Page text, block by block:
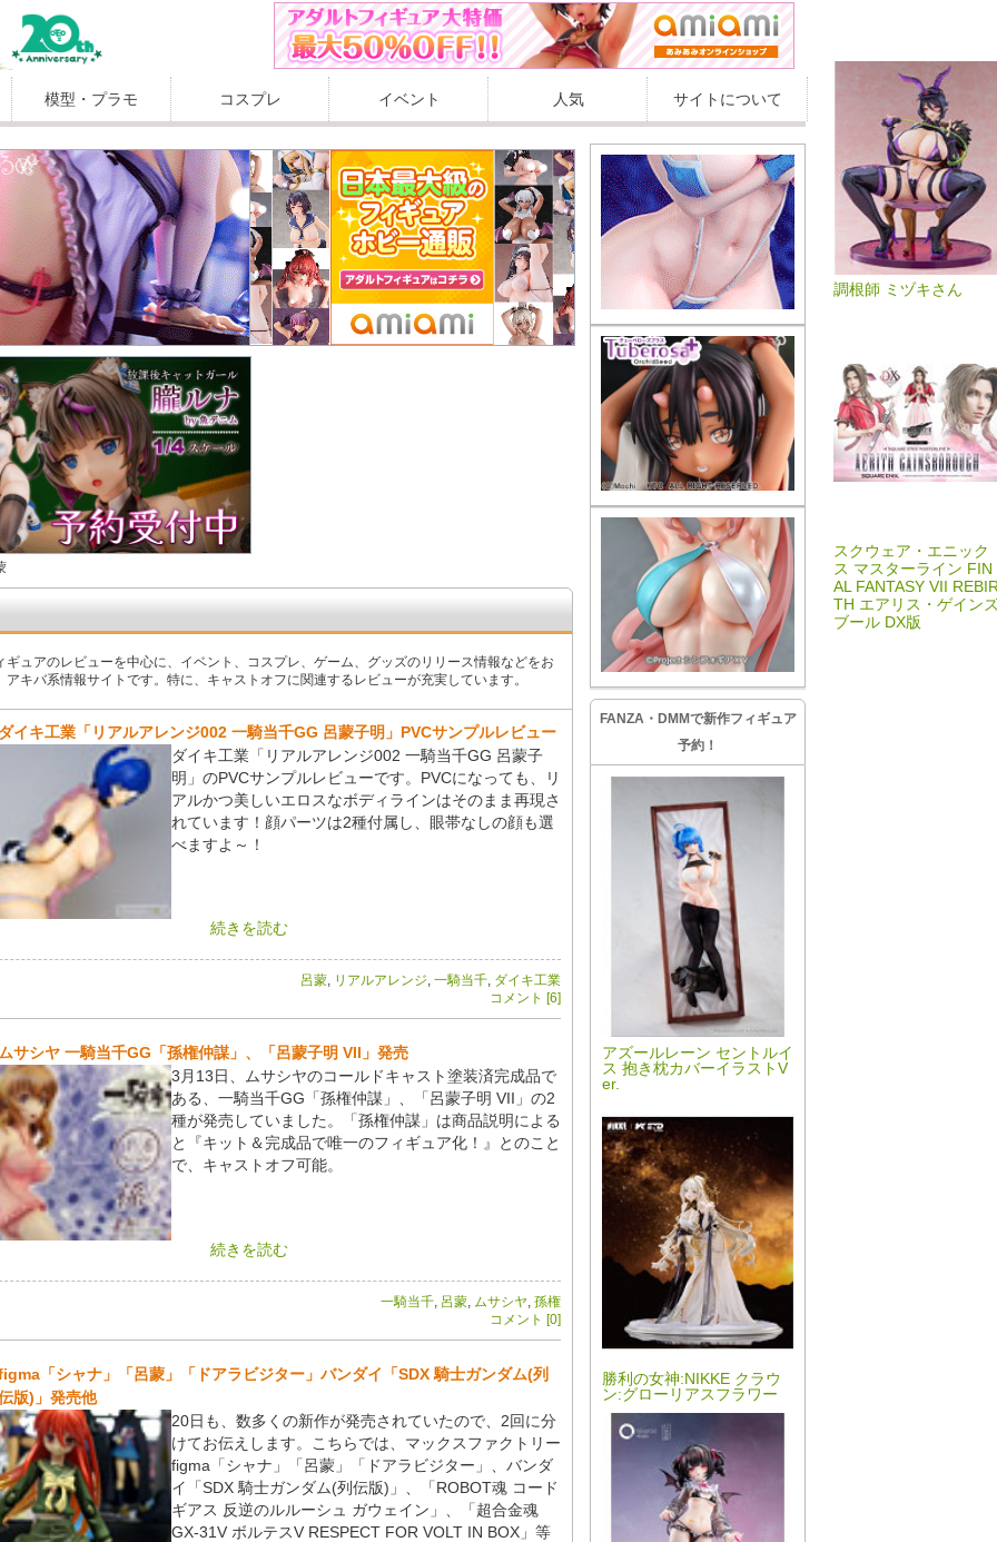
調根師 ミヅキさん
スクウェア・エニック
ス マスターライン FIN
AL FANTASY VII
TH エアリス・ゲイン
ブール DX版
模型・プラモ コスプレ イベント 人気 サイトについて
ギュアのレビューを中心に、イベント、コスプレ、ゲーム、グッズのリリース情報などをお
アキバ系情報サイトです。特に、キャストオフに関連するレビューが充実しています。
イキ工業「リアルアレンジ002 一騎当千GG 呂蒙子明」PVCサンプルレビュー
ダイキ工業「リアルアレンジ002 一騎当千GG 呂蒙子
明」のPVCサンプルレビューです。PVCになっても、リ
アルかつ美しいエロスなボディラインはそのまま再現さ
れています！顔パーツは2種付属し、眼帯なしの顔も選
べますよ～！
続きを読む
呂蒙, リアルアレンジ, 一騎当千, ダイキ工業
コメント [6]
サシヤ 一騎当千GG「孫権仲謀」、「呂蒙子明 VII」発売
3月13日、ムサシヤのコールドキャスト塗装済完成品で
ある、一騎当千GG「孫権仲謀」、「呂蒙子明 VII」の2
種が発売していました。「孫権仲謀」は商品説明による
と『キット＆完成品で唯一のフィギュア化！』とのこと
で、キャストオフ可能。
続きを読む
一騎当千 呂蒙 ムサシヤ 孫権
コメント [0]
「シャナ」「呂蒙」「ドアラビジター」バンダイ「SDX 騎士ガンダム(列
版)」発売他
20日も、数多くの新作が発売されていたので、2回に分
けてお伝えします。こちらでは、マックスファクトリー
figma「シャナ」「呂蒙」「ドアラビジター」、バンダ
イ「SDX 騎士ガンダム(列伝版)」、「ROBOT魂 コード
ギアス 反逆のルルーシュ ガウェイン」、「超合金魂
GX-31V ボルテスV RESPECT FOR VOLT IN BOX」等
FANZA・DMMで新作フィギュア
予約！
アズールレーン セントルイ
ス 抱き枕カバーイラストV
er.
勝利の女神:NIKKE クラウ
ン:グローリアスフラワー